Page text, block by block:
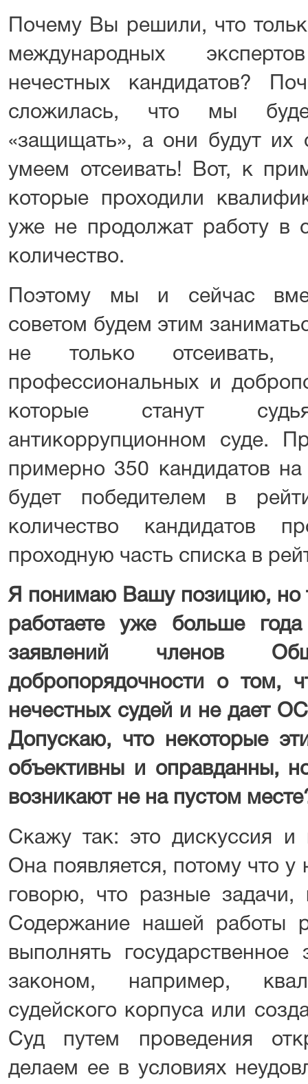
Почему Вы решили, что
международных
нечестных кандидатов?
сложилась, что мы
«защищать», а они будут их
умеем отсеивать! Вот, к
которые проходили
уже не продолжат работу в
количество.
Поэтому мы и сейчас
советом будем этим
не только
профессиональных и
которые станут
антикоррупционном суде.
примерно 350 кандидатов
будет победителем в
количество кандидатов
проходную часть списка в
Я понимаю Вашу позицию, но
работаете уже больше
заявлений членов
добропорядочности о том,
нечестных судей и не дает
Допускаю, что некоторые
объективны и оправданны,
возникают не на пустом
Скажу так: это дискуссия и
Она появляется, потому что у
говорю, что разные
Содержание нашей работы
выполнять государственное
законом, например,
судейского корпуса или
Суд путем проведения
делаем ее в условиях